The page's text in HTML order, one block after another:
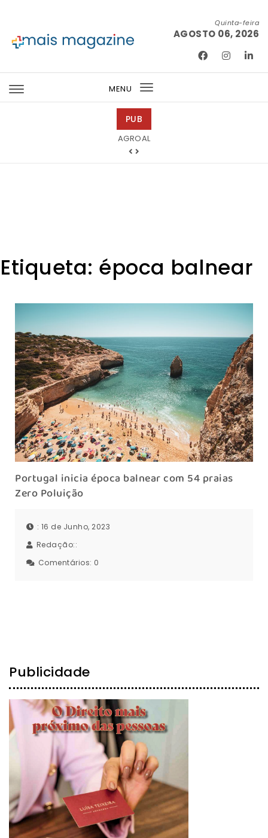
Quinta-feira
AGOSTO 06, 2026
MENU
Toggle
PUB
AGROAL
Mondega Gourmet
Etiqueta: época balnear
Portugal inicia época balnear com 54 praias
Zero Poluição
: 16 de Junho, 2023
Redação::
Comentários: 0
Publicidade